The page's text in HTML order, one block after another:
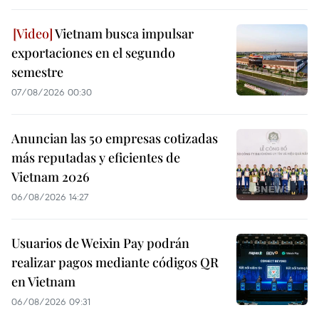
Vietnam busca impulsar
exportaciones en el segundo
semestre
07/08/2026 00:30
Anuncian las 50 empresas cotizadas
más reputadas y eficientes de
Vietnam 2026
06/08/2026 14:27
Usuarios de Weixin Pay podrán
realizar pagos mediante códigos QR
en Vietnam
06/08/2026 09:31